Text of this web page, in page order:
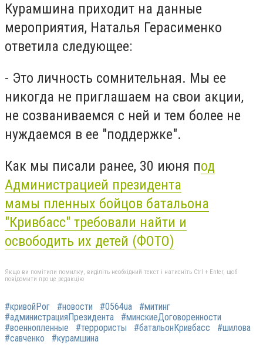
Курамшина приходит на данные
мероприятия, Наталья Герасименко
ответила следующее:
- Это личность сомнительная. Мы ее
никогда не приглашаем на свои акции,
не созваниваемся с ней и тем более не
нуждаемся в ее "поддержке".
Как мы писали ранее, 30 июня под
Администрацией президента
мамы пленных бойцов батальона
"Кривбасс" требовали найти и
освободить их детей (ФОТО)
Якщо ви помітили помилку, виділіть необхідний текст і натисніть Ctrl + Enter, щоб
повідомити про це редакцію
#кривойРог #новости #0564ua
#митинг
#администрацияПрезидента
#минскиеДоговоренности
#военнопленные
#террористы #батальонКривбасс
#шилова
#савченко
#курамшина